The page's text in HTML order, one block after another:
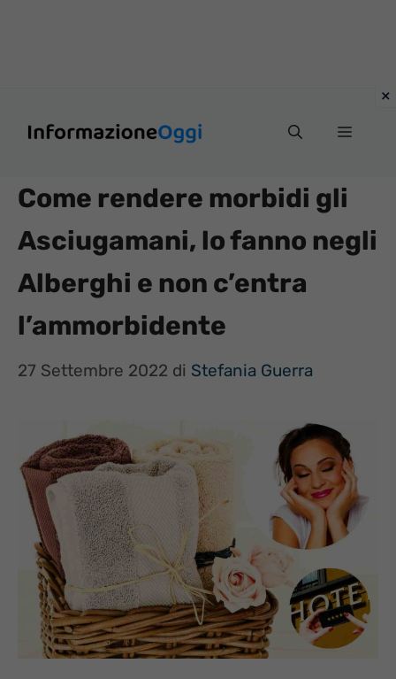
Menu
Come rendere morbidi gli
Asciugamani, lo fanno negli
Alberghi e non c’entra
l’ammorbidente
27 Settembre 2022 di Stefania Guerra